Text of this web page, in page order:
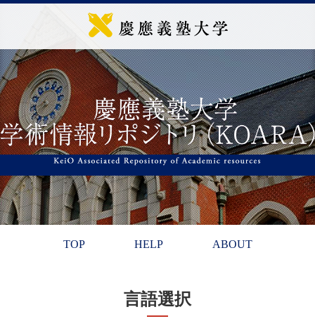
TOP HELP ABOUT
言語選択